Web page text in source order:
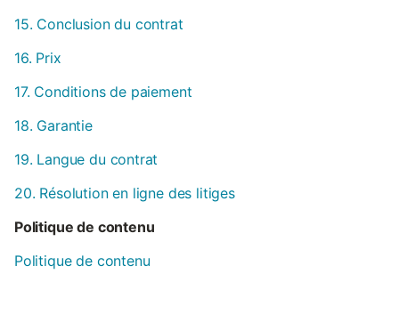
15. Conclusion du contrat
16. Prix
17. Conditions de paiement
18. Garantie
19. Langue du contrat
20. Résolution en ligne des litiges
Politique de contenu
Politique de contenu